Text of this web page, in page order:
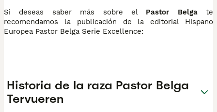
Si deseas saber más sobre el Pastor Belgate
recomendamos la publicación de la editorial Hispano
Europea Pastor Belga Serie Excellence:
Historia de la raza Pastor Belga
Tervueren